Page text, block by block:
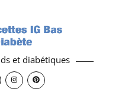
et diabétiques